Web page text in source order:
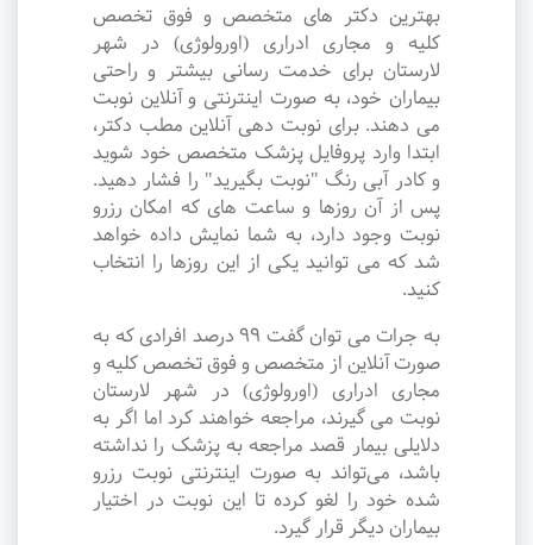
بهترین دکتر های متخصص و فوق تخصص
کلیه و مجاری ادراری (اورولوژی) در شهر
لارستان برای خدمت رسانی بیشتر و راحتی
بیماران خود، به صورت اینترنتی و آنلاین نوبت
می دهند. برای نوبت دهی آنلاین مطب دکتر،
ابتدا وارد پروفایل پزشک متخصص خود شوید
و کادر آبی رنگ "نوبت بگیرید" را فشار دهید.
پس از آن روزها و ساعت های که امکان رزرو
نوبت وجود دارد، به شما نمایش داده خواهد
شد که می توانید یکی از این روزها را انتخاب
کنید.
به جرات می‌ توان گفت ۹۹ درصد افرادی که به
صورت آنلاین از متخصص و فوق تخصص کلیه و
مجاری ادراری (اورولوژی) در شهر لارستان
نوبت می گیرند، مراجعه خواهند کرد اما اگر به
دلایلی بیمار قصد مراجعه به پزشک را نداشته
باشد، می‌تواند به صورت اینترنتی نوبت رزرو
شده خود را لغو کرده تا این نوبت در اختیار
بیماران دیگر قرار گیرد.